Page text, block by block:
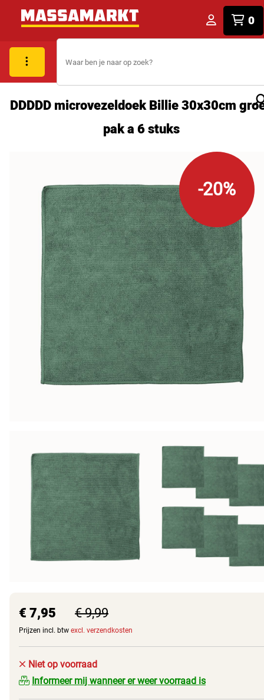
0
DDDDD microvezeldoek Billie 30x30cm
pak a 6 stuks
-20%
€ 7,95 € 9,99
Prijzen incl. btw excl. verzendkosten
Niet op voorraad
Informeer mij wanneer er weer voorraad is